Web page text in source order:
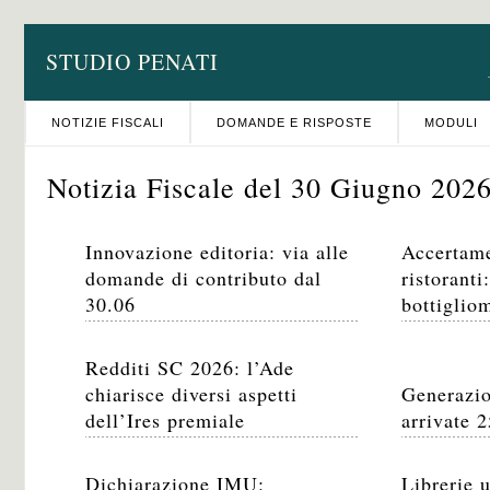
STUDIO PENATI
NOTIZIE FISCALI DOMANDE E RISPOSTE MODULI
Notizia Fiscale del 30 Giugno
Innovazione editoria: via alle
domande di contributo dal
30.06
Redditi SC 2026: l’Ade
chiarisce diversi aspetti
dell’Ires premiale
arrivate
Dichiarazione IMU: Librerie